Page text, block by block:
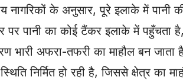
के अनुसार, पूरे इलाके में पानी
पानी का कोई टैंकर इलाके में पहुँचता
भारी अफरा-तफरी का माहौल बन जाता
निर्मित हो रही है, जिससे क्षेत्र का